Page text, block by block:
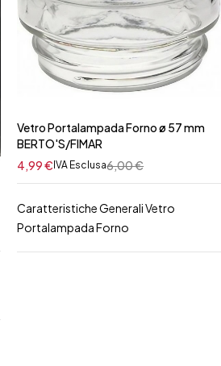
Vetro Portalampada Forno ø 57 mm
BERTO'S/FIMAR
6,00€
4,99€ IVA Esclusa
Caratteristiche Generali Vetro
Portalampada Forno